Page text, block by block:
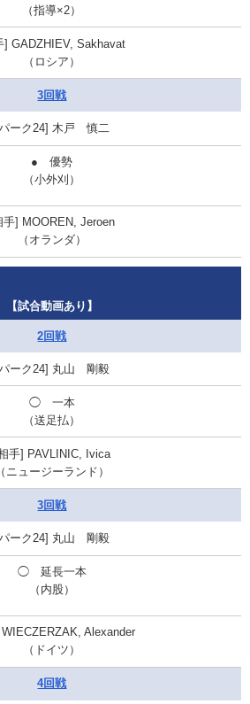
（指導×2）
GADZHIEV, Sakhavat
（ロシア）
3回戦
木戸 慎二
● 優勢
（小外刈）
MOOREN, Jeroen
（オランダ）
【試合動画あり】
2回戦
丸山 剛毅
◯一本
（送足払）
PAVLINIC, Ivica
（ニュージーランド）
3回戦
丸山 剛毅
◯延長一本
（内股）
WIECZERZAK, Alexander
（ドイツ）
4回戦